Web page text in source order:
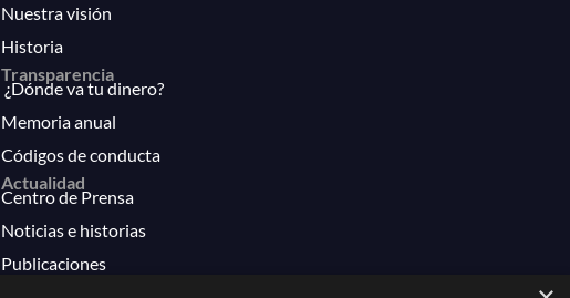
Nuestra visión
Historia
Transparencia
¿Dónde va tu dinero?
Memoria anual
Códigos de conducta
Actualidad
Centro de Prensa
Noticias e historias
Publicaciones